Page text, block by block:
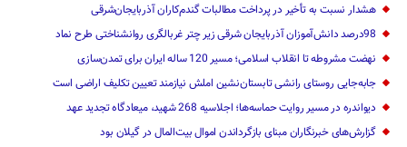
هشدار نسبت به تأخیر در پرداخت مطالبات گندم‌کاران آذربایجان‌شرقی
98درصد دانش‌آموزان آذربایجان شرقی زیر چتر غربالگری روانشناختی طرح نماد
نهضت مشروطه تا انقلاب اسلامی؛ مسیر 120 ساله ایران برای تمدن‌سازی
جابه‌جایی روستای رانشی تابستان‌نشین املش نیازمند تعیین تکلیف اراضی است
دیواندره در مسیر روایت حماسه‌ها؛ اجلاسیه 268 شهید، میعادگاه تجدید عهد
گزارش‌های خبرنگاران مبنای بازگرداندن اموال بیت‌المال در گیلان بود